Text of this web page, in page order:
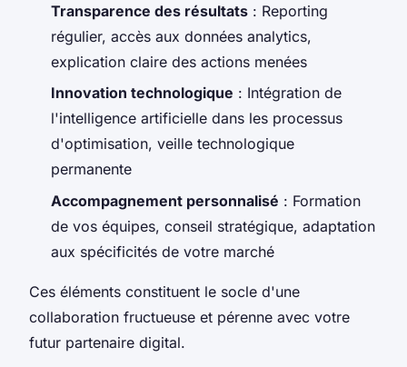
Transparence des résultats : Reporting
régulier, accès aux données analytics,
explication claire des actions menées
Innovation technologique : Intégration de
l'intelligence artificielle dans les processus
d'optimisation, veille technologique
permanente
Accompagnement personnalisé : Formation
de vos équipes, conseil stratégique, adaptation
aux spécificités de votre marché
Ces éléments constituent le socle d'une
collaboration fructueuse et pérenne avec votre
futur partenaire digital.